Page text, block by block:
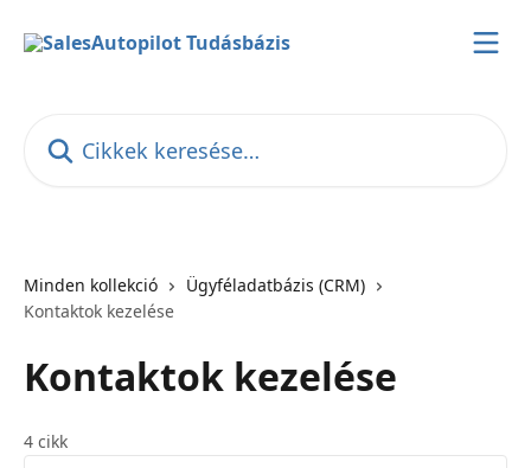
Minden kollekció
Ügyféladatbázis (CRM)
Kontaktok kezelése
Kontaktok kezelése
4 cikk